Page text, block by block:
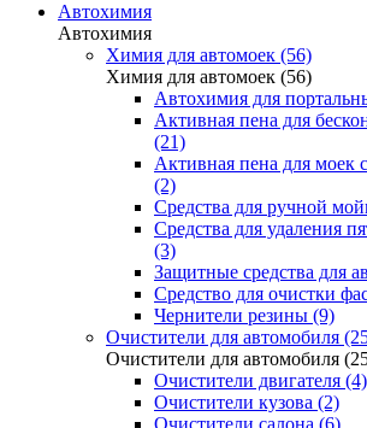
Автохимия
Автохимия
Химия для автомоек (56)
Химия для автомоек (56)
Автохимия для
Активная пена для
(21)
Активная пена для моек
(2)
Средства для ручной
Средства для удаления
(3)
Защитные средства для
Средство для очистки
Чернители резины (9)
Очистители для автомобиля
Очистители для автомобиля
Очистители двигателя (4)
Очистители кузова (2)
Очистители салона (6)